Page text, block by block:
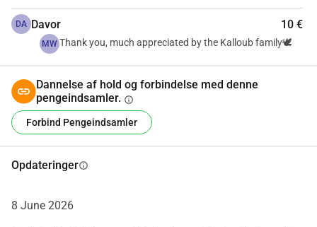
Udover disse udfordringer lider min mor af anæmi og har
brug for ordentlig ernæring og løbende pleje. Min fars
hjerteproblemer er alvorlige hans hjerte fungerer kun med
og medicinsk støtte essentiel.
Madpriserne ændrer sig dagligt og når ofte ubegribelige
konserves som engang var overkommelige er nu enten
råd til.
DA Davor 10 €
MW Thank you, much appreciated by the Kalloub family🕊
Dannelse af hold og forbindelse med denne
pengeindsamler. info
Forbind Pengeindsamler
Opdateringerinfo
8 June 2026